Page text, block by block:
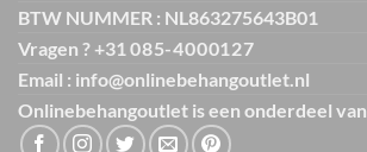
BTW NUMMER : NL863275643B01
Vragen ? +31 085-4000127
Email : info@onlinebehangoutlet.nl
Onlinebehangoutlet is een onderdeel van